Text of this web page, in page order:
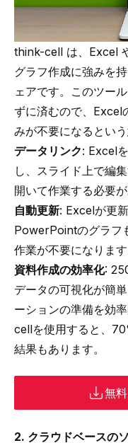
think-cell は、Excel
グラフ作成に強みを
ェアです。このツー
ずに済むので、Excel
みが不要になるとい
データリンク: Excel
し、スライド上で編
開いて作業する必要が
自動更新: Excelが更
PowerPointのグラフ
作業が不要になります
資料作成の効率化:
データの可視化が簡
ーションの準備を効
cellを使用すると、
結果もあります。
無
2. クラウドベースの